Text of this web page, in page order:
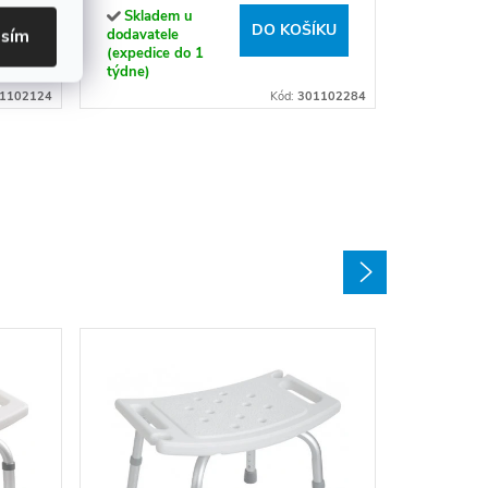
301102284
Skladem u
dodavatele
(expedice do 1
týdne)
DO KOŠÍKU
Kód: 301102284